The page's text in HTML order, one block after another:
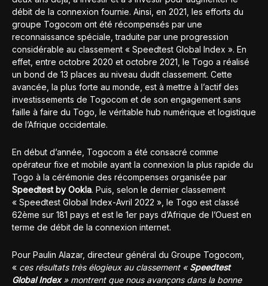
débit de la connexion fournie. Ainsi, en 2021, les efforts du
groupe Togocom ont été récompensés par une
reconnaissance spéciale, traduite par une progression
considérable au classement « Speedtest Global Index ». En
effet, entre octobre 2020 et octobre 2021, le Togo a réalisé
un bond de 13 places au niveau dudit classement. Cette
avancée, la plus forte au monde, est à mettre à l’actif des
investissements de Togocom et de son engagement sans
faille à faire du Togo, le véritable hub numérique et logistique
de l’Afrique occidentale.
En début d’année, Togocom a été consacré comme
opérateur fixe et mobile ayant la connexion la plus rapide du
Togo à la cérémonie des récompenses organisée par
Speedtest by Ookla. Puis, selon le dernier classement
« Speedtest Global Index-Avril 2022 », le Togo est classé
62ème sur 181 pays et est le 1er pays d’Afrique de l’Ouest en
terme de débit de la connexion internet.
Pour Paulin Alazar, directeur général du Groupe Togocom,
« ces résultats très élogieux au classement «Speedtest
Global Index» montrent que nous avançons dans la bonne